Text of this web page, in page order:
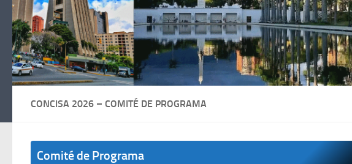
CONCISA 2026 – COMITÉ DE PROGRAMA
Comité de Programa